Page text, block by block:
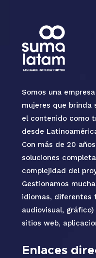
Somos una
mujeres que brinda
el contenido como
desde
Con más de 20
soluciones
complejidad del
Gestionamos
idiomas, diferentes
audiovisual,
sitios web,
Enlaces